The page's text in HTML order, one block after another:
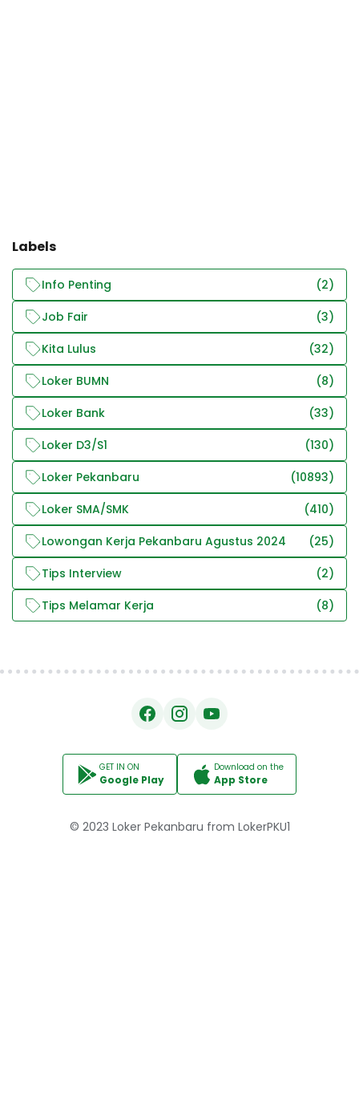
Labels
Info Penting
(2)
Job Fair
(3)
Kita Lulus
(32)
Loker BUMN
(8)
Loker Bank
(33)
Loker D3/S1
(130)
Loker Pekanbaru
(10893)
Loker SMA/SMK
(410)
Lowongan Kerja Pekanbaru Agustus 2024
(25)
Tips Interview
(2)
Tips Melamar Kerja
(8)
GET IN ON
Google Play
Download on the
App Store
© 2023 Loker Pekanbaru from LokerPKU1